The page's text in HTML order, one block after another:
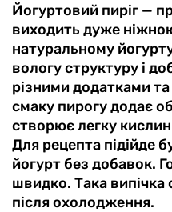
Йогуртовий пиріг —
виходить дуже
натуральному
вологу структуру і
різними додатками
смаку пирогу додає
створює легку
Для рецепта підійде
йогурт без добавок.
швидко. Така випічка
після охолодження.